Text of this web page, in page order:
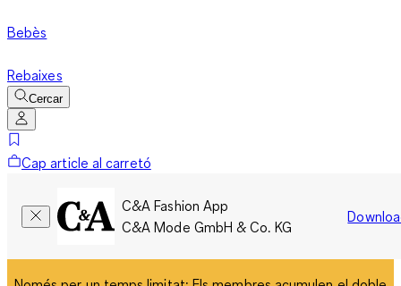
Bebès
Rebaixes
Cercar
Cap article al carretó
C&A Fashion App
C&A Mode GmbH & Co. KG